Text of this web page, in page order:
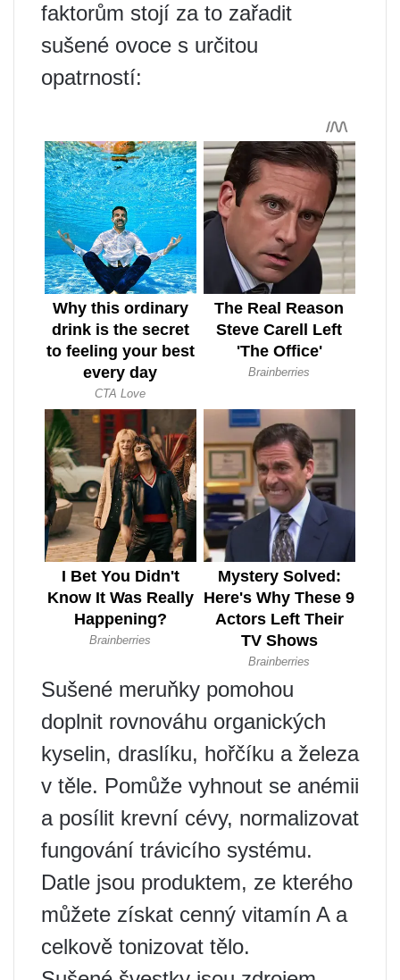
faktorům stojí za to zařadit
sušené ovoce s určitou
opatrností:
Sušené meruňky pomohou
doplnit rovnováhu organických
kyselin, draslíku, hořčíku a železa
v těle. Pomůže vyhnout se anémii
a posílit krevní cévy, normalizovat
fungování trávicího systému.
Datle jsou produktem, ze kterého
můžete získat cenný vitamín A a
celkově tonizovat tělo.